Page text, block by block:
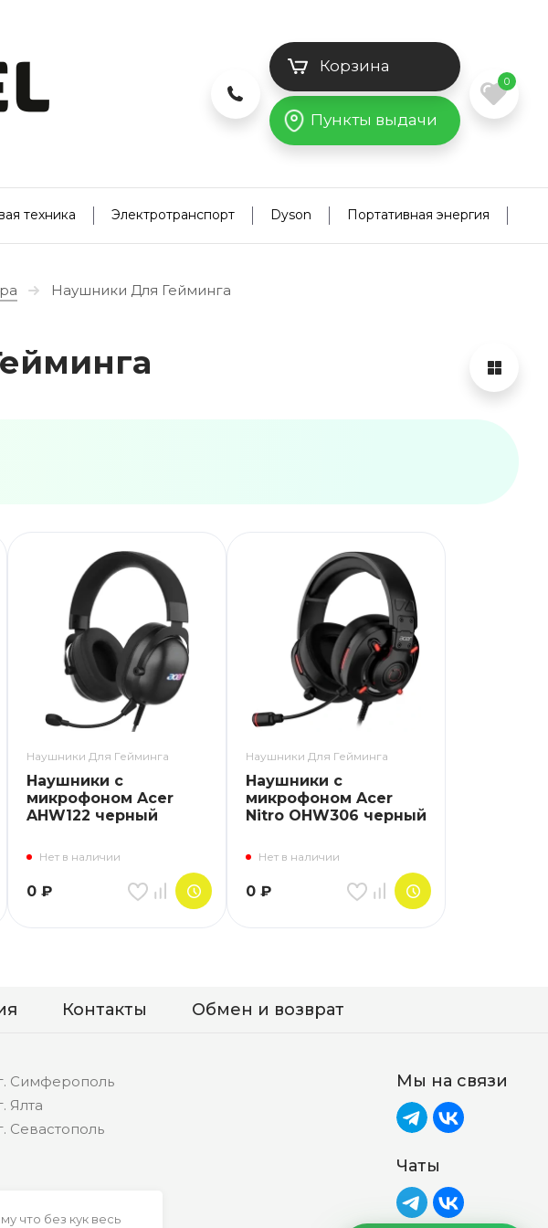
Корзина
Пункты выдачи
0
техника Электротранспорт Dyson Портативная энергия
Наушники Для Гейминга
Наушники Для Гейминга
Наушники с
микрофоном Acer
AHW122 черный
Нет в наличии
0 ₽
Наушники Для Гейминга
Наушники с
микрофоном Acer
Nitro OHW306 черный
Нет в наличии
0 ₽
Контакты Обмен и возврат
Симферополь
Ялта
Севастополь
Мы на связи
Чаты
что без кук весь